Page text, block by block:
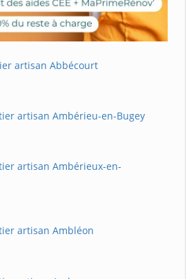
artisan Abbécourt
artisan Ambérieu-en-Bugey
artisan Ambérieux-en-
artisan Ambléon